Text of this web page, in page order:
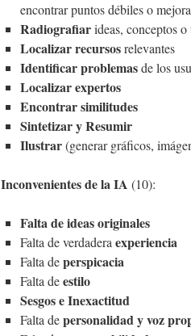
encontrar puntos débiles o
Radiografiarideas, conceptos o
Localizar recursosrelevantes
Identificar problemasde los
Localizar expertos
Encontrar similitudes
Sintetizar y Resumir
Ilustrar(generar gráficos,
Inconvenientes de la IA (10):
Falta de ideas originales
Falta de verdadera experiencia
Falta deperspicacia
Falta deestilo
Sesgos e Inexactitud
Falta depersonalidad y voz